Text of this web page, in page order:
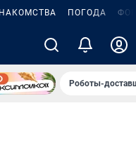
ПОГОДА
Роботы-